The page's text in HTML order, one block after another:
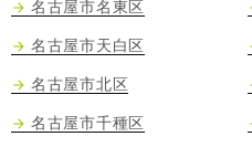
名古屋市名東区
名古屋市天白区
名古屋市北区
名古屋市千種区